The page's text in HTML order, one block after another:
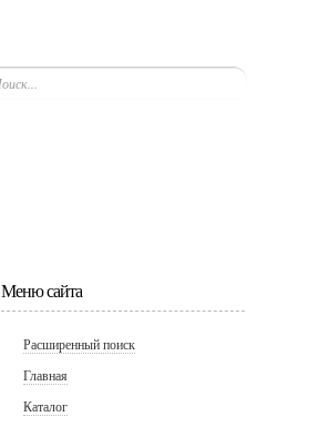
Меню сайта
Расширенный поиск
Главная
Каталог